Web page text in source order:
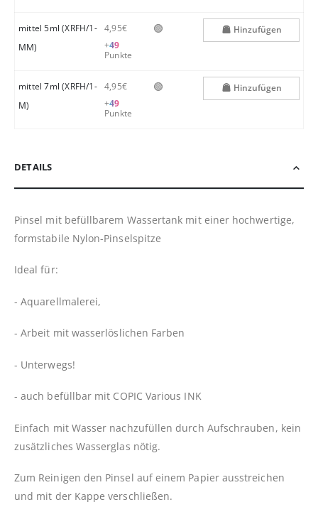
mittel 5ml (XRFH/1-
MM)
4,95€
+49
Punkte
🟢 Hinzufügen
mittel 7ml (XRFH/1-
M)
4,95€
+49
Punkte
🟢 Hinzufügen
DETAILS
Pinsel mit befüllbarem Wassertank mit einer hochwertige,
formstabile Nylon-Pinselspitze
Ideal für:
- Aquarellmalerei,
- Arbeit mit wasserlöslichen Farben
- Unterwegs!
- auch befüllbar mit COPIC Various INK
Einfach mit Wasser nachzufüllen durch Aufschrauben, kein
zusätzliches Wasserglas nötig.
Zum Reinigen den Pinsel auf einem Papier ausstreichen
und mit der Kappe verschließen.